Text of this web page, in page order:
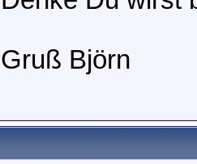
Gruß Björn